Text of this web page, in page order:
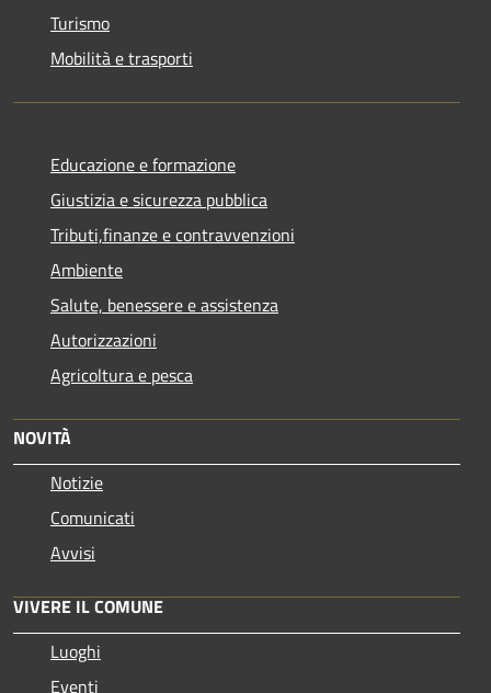
Turismo
Mobilità e trasporti
Educazione e formazione
Giustizia e sicurezza pubblica
Tributi,finanze e contravvenzioni
Ambiente
Salute, benessere e assistenza
Autorizzazioni
Agricoltura e pesca
NOVITÀ
Notizie
Comunicati
Avvisi
VIVERE IL COMUNE
Luoghi
Eventi